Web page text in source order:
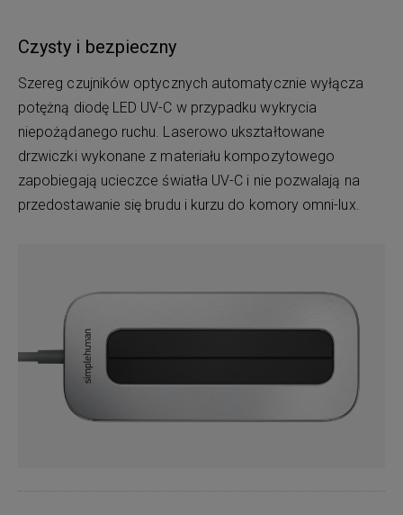
Czysty i bezpieczny
Szereg czujników optycznych automatycznie wyłącza
potężną diodę LED UV-C w przypadku wykrycia
niepożądanego ruchu. Laserowo ukształtowane
drzwiczki wykonane z materiału kompozytowego
zapobiegają ucieczce światła UV-C i nie pozwalają na
przedostawanie się brudu i kurzu do komory omni-lux.